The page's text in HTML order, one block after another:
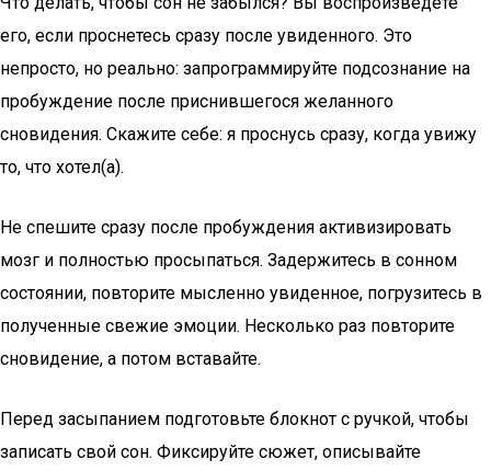
его, если проснетесь сразу после увиденного. Это
непросто, но реально: запрограммируйте подсознание на
пробуждение после приснившегося желанного
сновидения. Скажите себе: я проснусь сразу, когда увижу
то, что хотел(а).
Не спешите сразу после пробуждения активизировать
мозг и полностью просыпаться. Задержитесь в сонном
состоянии, повторите мысленно увиденное, погрузитесь в
полученные свежие эмоции. Несколько раз повторите
сновидение, а потом вставайте.
Перед засыпанием подготовьте блокнот с ручкой, чтобы
записать свой сон. Фиксируйте сюжет, описывайте